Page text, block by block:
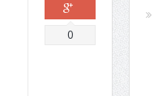
Comparte
0